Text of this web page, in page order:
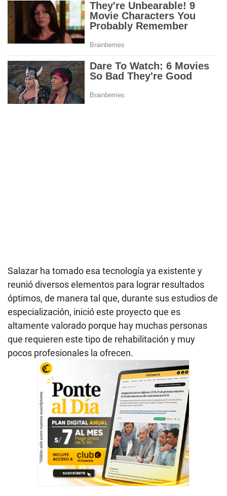
Salazar ha tomado esa tecnología ya existente y
reunió diversos elementos para lograr resultados
óptimos, de manera tal que, durante sus estudios de
especialización, inició este proyecto que es
altamente valorado porque hay muchas personas
que requieren este tipo de rehabilitación y muy
pocos profesionales la ofrecen.